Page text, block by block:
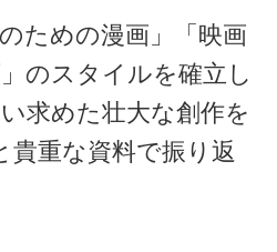
ための漫画」「映画
のスタイルを確立し
求めた壮大な創作を
貴重な資料で振り返